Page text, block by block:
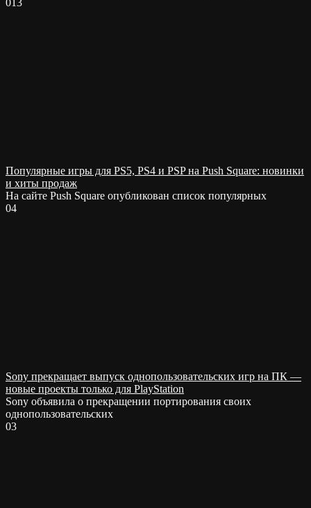
Популярные игры для PS5, PS4 и PSP на Push Square: новинки
и хиты продаж
На сайте Push Square опубликован список популярных
04
Sony прекращает выпуск однопользовательских игр на ПК —
новые проекты только для PlayStation
Sony объявила о прекращении портирования своих
однопользовательских
03